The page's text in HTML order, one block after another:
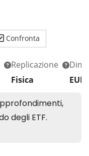
Confronta
Replicazione
Fisica